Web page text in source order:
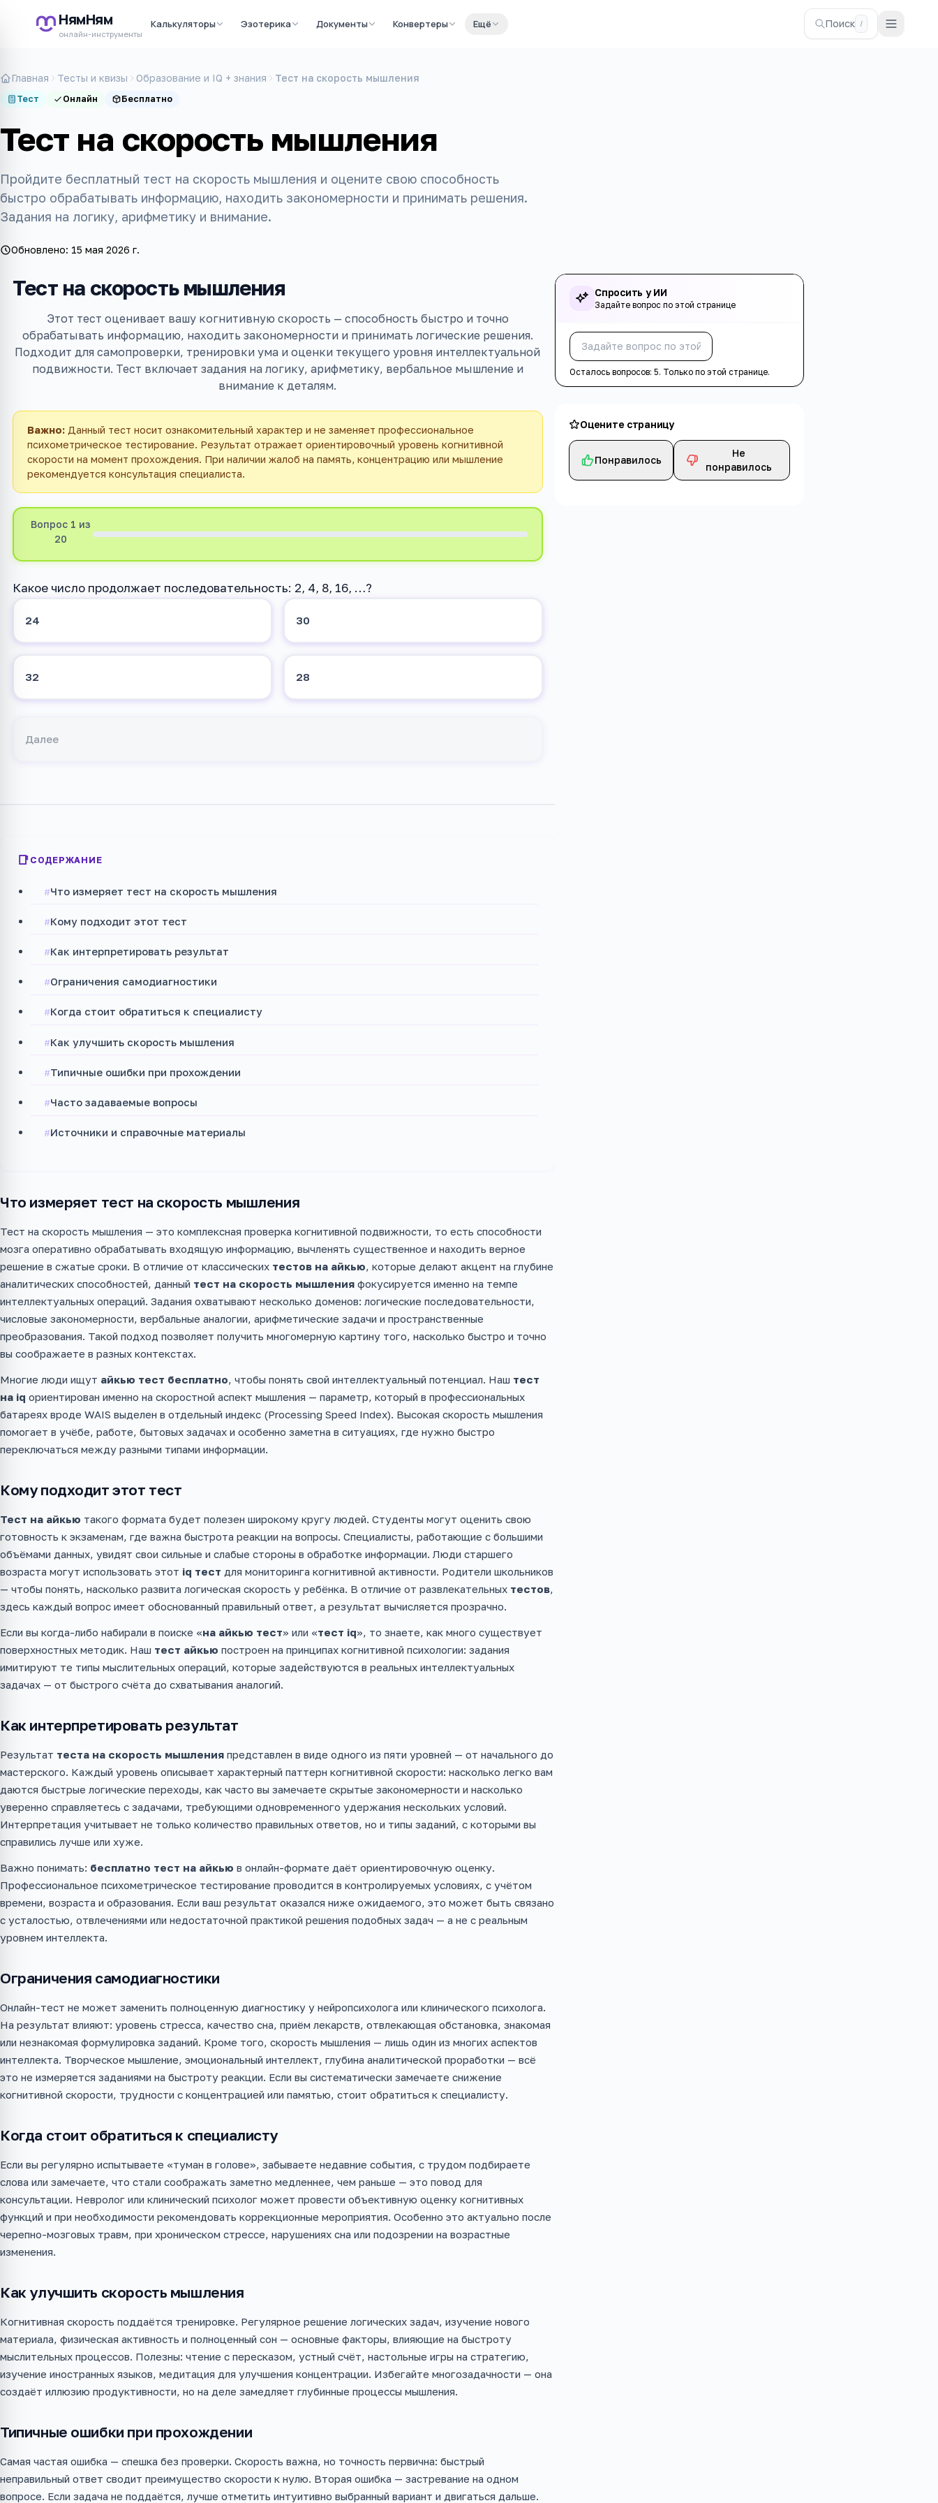
НямНям
онлайн-инструменты
Калькуляторы Эзотерика Документы Конвертеры Ещё Поиск /
Главная Тесты и квизы Образование и IQ + знания Тест на скорость мышления
Тест Онлайн Бесплатно
Тест на скорость мышления
Пройдите бесплатный тест на скорость мышления и оцените свою способность
быстро обрабатывать информацию, находить закономерности и принимать решения.
Задания на логику, арифметику и внимание.
Обновлено: 15 мая 2026 г.
Тест на скорость мышления
Этот тест оценивает вашу когнитивную скорость — способность быстро и точно
обрабатывать информацию, находить закономерности и принимать логические решения.
Подходит для самопроверки, тренировки ума и оценки текущего уровня интеллектуальной
подвижности. Тест включает задания на логику, арифметику, вербальное мышление и
внимание к деталям.
Важно:Данный тест носит ознакомительный характер и не заменяет профессиональное
психометрическое тестирование. Результат отражает ориентировочный уровень когнитивной
скорости на момент прохождения. При наличии жалоб на память, концентрацию или мышление
рекомендуется консультация специалиста.
Вопрос 1 из
20
Какое число продолжает последовательность: 2, 4, 8, 16, …?
24 30
32 28
Далее
СОДЕРЖАНИЕ
Что измеряет тест на скорость мышления
Кому подходит этот тест
Как интерпретировать результат
Ограничения самодиагностики
Когда стоит обратиться к специалисту
Как улучшить скорость мышления
Типичные ошибки при прохождении
Часто задаваемые вопросы
Источники и справочные материалы
Что измеряет тест на скорость мышления
Тест на скорость мышления — это комплексная проверка когнитивной подвижности, то есть способности
мозга оперативно обрабатывать входящую информацию, вычленять существенное и находить верное
решение в сжатые сроки. В отличие от классических тестов на айкью, которые делают акцент на глубине
аналитических способностей, данный тест на скорость мышления фокусируется именно на темпе
интеллектуальных операций. Задания охватывают несколько доменов: логические последовательности,
числовые закономерности, вербальные аналогии, арифметические задачи и пространственные
преобразования. Такой подход позволяет получить многомерную картину того, насколько быстро и точно
вы соображаете в разных контекстах.
Многие люди ищут айкью тест бесплатно, чтобы понять свой интеллектуальный потенциал. Наш тест
на iq ориентирован именно на скоростной аспект мышления — параметр, который в профессиональных
батареях вроде WAIS выделен в отдельный индекс (Processing Speed Index). Высокая скорость мышления
помогает в учёбе, работе, бытовых задачах и особенно заметна в ситуациях, где нужно быстро
переключаться между разными типами информации.
Кому подходит этот тест
Тест на айкью такого формата будет полезен широкому кругу людей. Студенты могут оценить свою
готовность к экзаменам, где важна быстрота реакции на вопросы. Специалисты, работающие с большими
объёмами данных, увидят свои сильные и слабые стороны в обработке информации. Люди старшего
возраста могут использовать этот iq тест для мониторинга когнитивной активности. Родители школьников
— чтобы понять, насколько развита логическая скорость у ребёнка. В отличие от развлекательных тестов,
здесь каждый вопрос имеет обоснованный правильный ответ, а результат вычисляется прозрачно.
Если вы когда-либо набирали в поиске «на айкью тест» или «тест iq», то знаете, как много существует
поверхностных методик. Наш тест айкью построен на принципах когнитивной психологии: задания
имитируют те типы мыслительных операций, которые задействуются в реальных интеллектуальных
задачах — от быстрого счёта до схватывания аналогий.
Как интерпретировать результат
Результат теста на скорость мышления представлен в виде одного из пяти уровней — от начального до
мастерского. Каждый уровень описывает характерный паттерн когнитивной скорости: насколько легко вам
даются быстрые логические переходы, как часто вы замечаете скрытые закономерности и насколько
уверенно справляетесь с задачами, требующими одновременного удержания нескольких условий.
Интерпретация учитывает не только количество правильных ответов, но и типы заданий, с которыми вы
справились лучше или хуже.
Важно понимать: бесплатно тест на айкью в онлайн-формате даёт ориентировочную оценку.
Профессиональное психометрическое тестирование проводится в контролируемых условиях, с учётом
времени, возраста и образования. Если ваш результат оказался ниже ожидаемого, это может быть связано
с усталостью, отвлечениями или недостаточной практикой решения подобных задач — а не с реальным
уровнем интеллекта.
Ограничения самодиагностики
Онлайн-тест не может заменить полноценную диагностику у нейропсихолога или клинического психолога.
На результат влияют: уровень стресса, качество сна, приём лекарств, отвлекающая обстановка, знакомая
или незнакомая формулировка заданий. Кроме того, скорость мышления — лишь один из многих аспектов
интеллекта. Творческое мышление, эмоциональный интеллект, глубина аналитической проработки — всё
это не измеряется заданиями на быстроту реакции. Если вы систематически замечаете снижение
когнитивной скорости, трудности с концентрацией или памятью, стоит обратиться к специалисту.
Когда стоит обратиться к специалисту
Если вы регулярно испытываете «туман в голове», забываете недавние события, с трудом подбираете
слова или замечаете, что стали соображать заметно медленнее, чем раньше — это повод для
консультации. Невролог или клинический психолог может провести объективную оценку когнитивных
функций и при необходимости рекомендовать коррекционные мероприятия. Особенно это актуально после
черепно-мозговых травм, при хроническом стрессе, нарушениях сна или подозрении на возрастные
изменения.
Как улучшить скорость мышления
Когнитивная скорость поддаётся тренировке. Регулярное решение логических задач, изучение нового
материала, физическая активность и полноценный сон — основные факторы, влияющие на быстроту
мыслительных процессов. Полезны: чтение с пересказом, устный счёт, настольные игры на стратегию,
изучение иностранных языков, медитация для улучшения концентрации. Избегайте многозадачности — она
создаёт иллюзию продуктивности, но на деле замедляет глубинные процессы мышления.
Типичные ошибки при прохождении
Самая частая ошибка — спешка без проверки. Скорость важна, но точность первична: быстрый
неправильный ответ сводит преимущество скорости к нулю. Вторая ошибка — застревание на одном
вопросе. Если задача не поддаётся, лучше отметить интуитивно выбранный вариант и двигаться дальше.
Спросить у ИИ
Задайте вопрос по этой странице
Осталось вопросов:5. Только по этой странице.
Оцените страницу
Понравилось
Не
понравилось